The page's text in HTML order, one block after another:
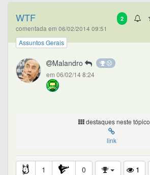
2
WTF
comentada em 06/02/2014 09:51
Assuntos Gerais
Malandro
em 06/02/14 8:24
destaques neste tópico
link
1 0
1